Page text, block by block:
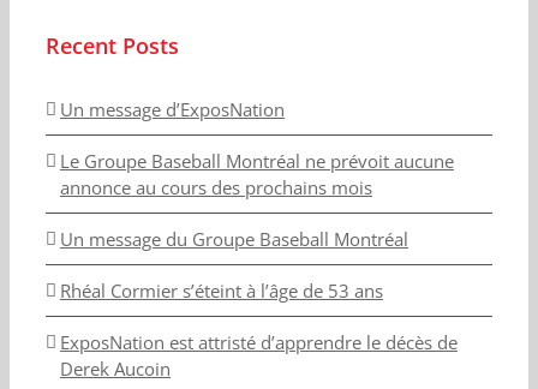
Recent Posts
Un message d’ExposNation
Le Groupe Baseball Montréal ne prévoit aucune
annonce au cours des prochains mois
Un message du Groupe Baseball Montréal
Rhéal Cormier s’éteint à l’âge de 53 ans
ExposNation est attristé d’apprendre le décès de
Derek Aucoin